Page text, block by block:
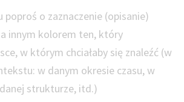
poproś o zaznaczenie (opisanie)
innym kolorem ten, który
w którym chciałaby się znaleźć (w
w danym okresie czasu, w
strukturze, itd.)